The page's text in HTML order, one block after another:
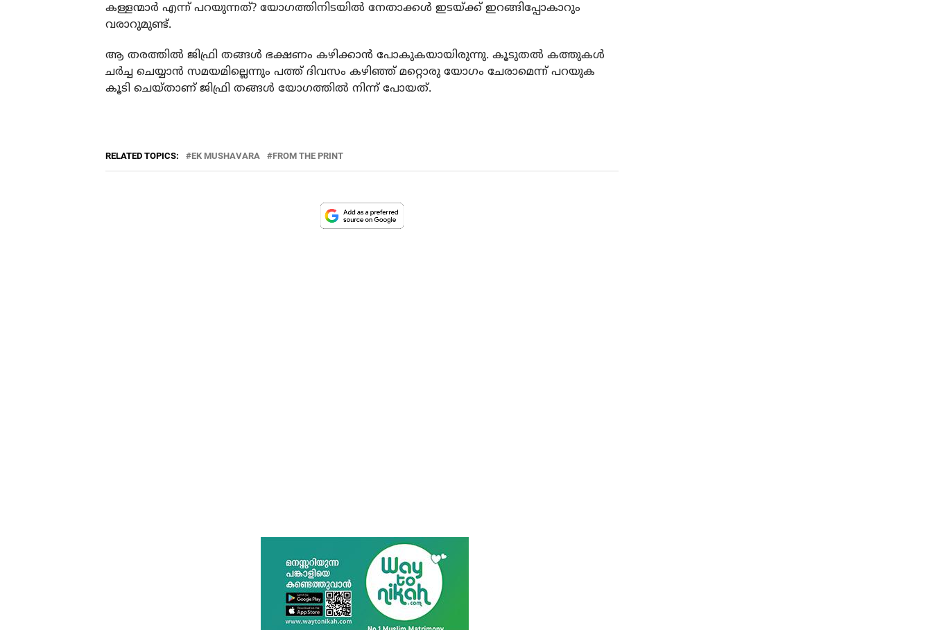
കള്ളന്മാര്‍ എന്ന് പറയുന്നത്? യോഗത്തിനിടയില്‍ നേതാക്കള്‍ ഇടയ്ക്ക് ഇറങ്ങിപ്പോകാറും
വരാറുമുണ്ട്.
ആ തരത്തില്‍ ജിഫ്രി തങ്ങള്‍ ഭക്ഷണം കഴിക്കാന്‍ പോകുകയായിരുന്നു. കൂടുതല്‍ കത്തുകള്‍
ചര്‍ച്ച ചെയ്യാന്‍ സമയമില്ലെന്നും പത്ത് ദിവസം കഴിഞ്ഞ് മറ്റൊരു യോഗം ചേരാമെന്ന് പറയുക
കൂടി ചെയ്താണ് ജിഫ്രി തങ്ങള്‍ യോഗത്തില്‍ നിന്ന് പോയത്.
RELATED TOPICS: EK MUSHAVARA FROM THE PRINT